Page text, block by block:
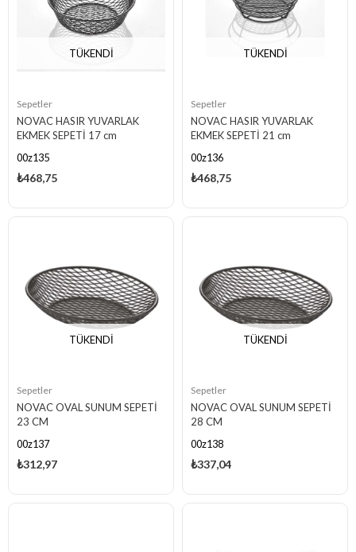
TÜKENDI
Sepetler
NOVAC HASIR YUVARLAK
EKMEK SEPETİ 17 cm
00z135
₺468,75
TÜKENDI
Sepetler
NOVAC HASIR YUVARLAK
EKMEK SEPETİ 21 cm
00z136
₺468,75
TÜKENDI
Sepetler
NOVAC OVAL SUNUM SEPETİ
23 CM
00z137
₺312,97
TÜKENDI
Sepetler
NOVAC OVAL SUNUM SEPETİ
28 CM
00z138
₺337,04